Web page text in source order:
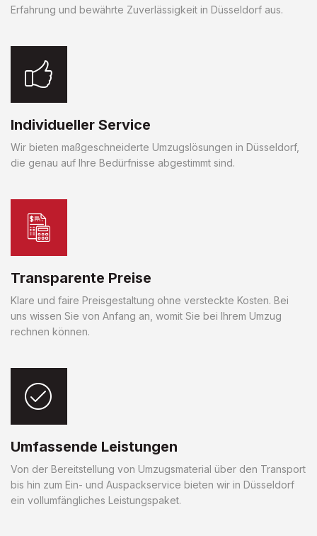
Erfahrung und bewährte Zuverlässigkeit in Düsseldorf aus.
Individueller Service
Wir bieten maßgeschneiderte Umzugslösungen in Düsseldorf,
die genau auf Ihre Bedürfnisse abgestimmt sind.
Transparente Preise
Klare und faire Preisgestaltung ohne versteckte Kosten. Bei
uns wissen Sie von Anfang an, womit Sie bei Ihrem Umzug
rechnen können.
Umfassende Leistungen
Von der Bereitstellung von Umzugsmaterial über den Transport
bis hin zum Ein- und Auspackservice bieten wir in Düsseldorf
ein vollumfängliches Leistungspaket.